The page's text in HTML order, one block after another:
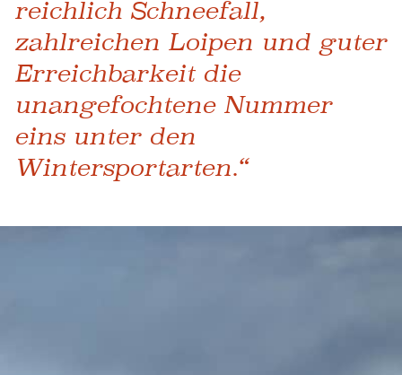
reichlich Schneefall,
zahlreichen Loipen und guter
Erreichbarkeit die
unangefochtene Nummer
eins unter den
Wintersportarten.“